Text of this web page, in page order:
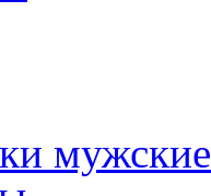
мужские